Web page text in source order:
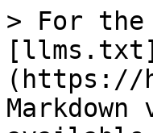
> For the
[llms.txt]
(https://